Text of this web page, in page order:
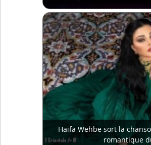
Haifa Wehbe sort la
romantique